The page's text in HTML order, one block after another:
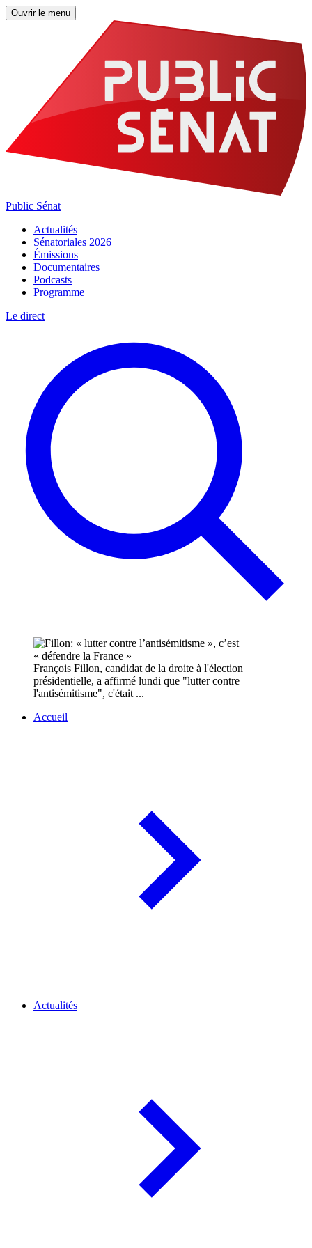
Ouvrir le menu
Public Sénat
Actualités
Sénatoriales 2026
Émissions
Documentaires
Podcasts
Programme
Le direct
François Fillon, candidat de la droite à l'élection
présidentielle, a affirmé lundi que "lutter contre
l'antisémitisme", c'était ...
Accueil
Actualités